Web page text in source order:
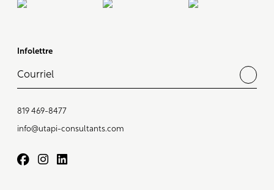
Infolettre
819 469-8477
info@utapi-consultants.com